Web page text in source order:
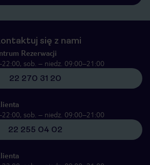
się z nami
Rezerwacji
sob. – niedz. 09:00–21:00
22 270 31 20
sob. – niedz. 09:00–21:00
22 255 04 02